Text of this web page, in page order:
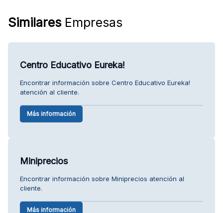
SimilaresEmpresas
Centro Educativo Eureka!
Encontrar información sobre Centro Educativo Eureka!
atención al cliente.
Más información
Miniprecios
Encontrar información sobre Miniprecios atención al
cliente.
Más información